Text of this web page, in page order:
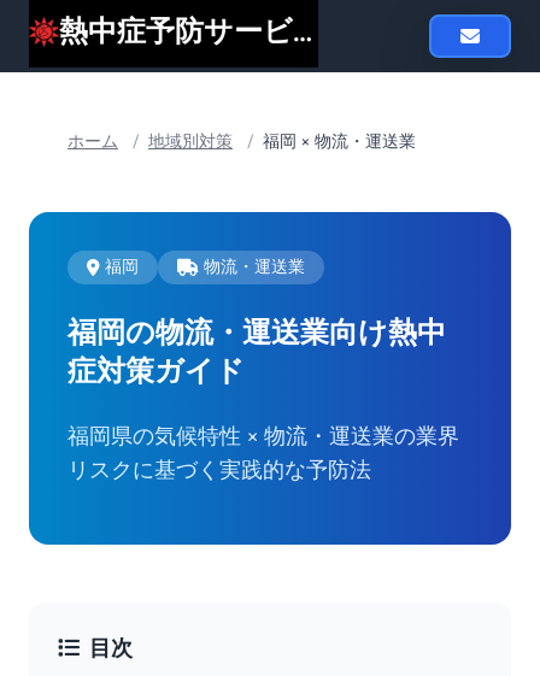
熱中症予防サービスheat119
ホーム / 地域別対策 / 福岡 × 物流・運送業
福岡 物流・運送業
福岡の物流・運送業向け熱中
症対策ガイド
福岡県の気候特性 × 物流・運送業の業界
リスクに基づく実践的な予防法
目次